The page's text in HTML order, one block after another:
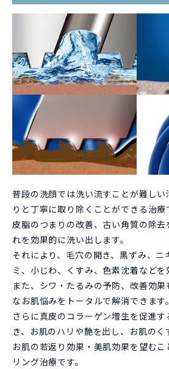
普段の洗顔では洗い流すことが難し
りと丁寧に取り除くことができる治療
皮脂のつまりの改善、古い角質の除
れを効果的に洗い出します。
それにより、毛穴の開き、黒ずみ、ニ
ミ、小じわ、くすみ、色素沈着などを
また、シワ・たるみの予防、改善効
なお肌悩みをトータルで解消できます。
さらに真皮のコラーゲン増生を促進
き、お肌のハリや艶を出し、お肌のく
お肌の若返り効果・美肌効果を望む
リング治療です。